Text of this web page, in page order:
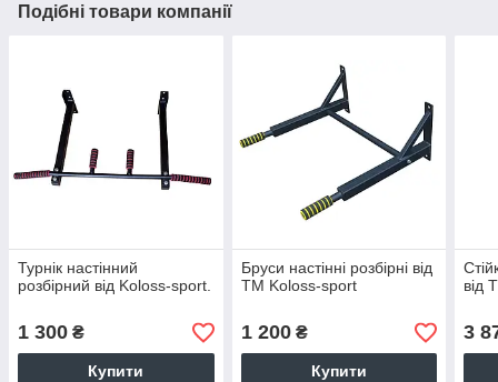
Подібні товари компанії
Турнік настінний
розбірний від Koloss-sport.
1 300 ₴
Купити
Бруси настінні розбірні від
TM Koloss-sport
1 200₴
Купити
від
3